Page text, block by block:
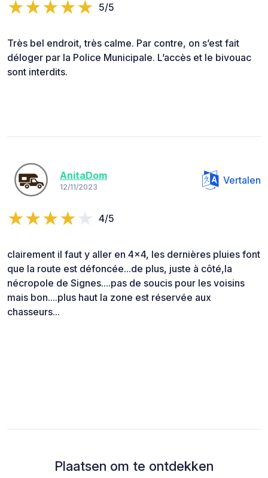
5/5
Très bel endroit, très calme. Par contre, on s’est fait
déloger par la Police Municipale. L’accès et le bivouac
sont interdits.
AnitaDom
12/11/2023
Vertalen
4/5
clairement il faut y aller en 4x4, les dernières pluies font
que la route est défoncée...de plus, juste à côté,la
nécropole de Signes....pas de soucis pour les voisins
mais bon....plus haut la zone est réservée aux
chasseurs...
Plaatsen om te ontdekken